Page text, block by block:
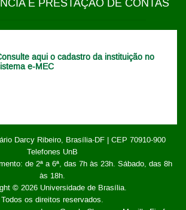
aqui o cadastro da instituição no
e-MEC
Darcy Ribeiro, Brasília-DF | CEP 70910-900
Telefones UnB
de 2ª a 6ª, das 7h às 23h. Sábado, das 8h
às 18h.
© 2026 Universidade de Brasília.
Todos os direitos reservados.
E PRESTAÇÃO DE CONTAS